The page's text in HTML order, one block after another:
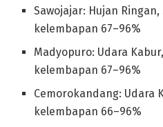
Sawojajar: Hujan Ringan,
kelembapan 67–96%
Madyopuro: Udara
kelembapan 67–96%
Cemorokandang: Udara
kelembapan 66–96%